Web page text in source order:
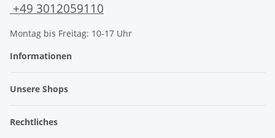
+49 3012059110
Montag bis Freitag: 10-17 Uhr
Informationen
Unsere Shops
Rechtliches